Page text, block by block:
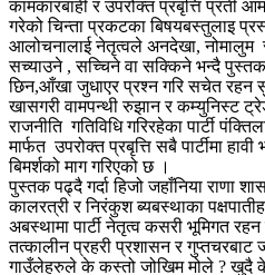
कामकारबाही र उपरोक्त प्रबृत्ति
गरेको चिन्ता प्रकटका बिषयबस्तुलाइ
आलोचनालाई नेतृत्वले अनदेखा, नोमालुम
सच्याउने , सच्चिने वा सक्किने भन्दै पुस्तक
छिन,आँखा जुधाएर प्रश्न गरि सचेत रहन
खासगरी वामपन्थी रुझान र कम्युनिस्ट
राजनीति गतिविधि गरिरहेका पार्टी
मार्फत उपरोक्त प्रबृत्ति सबै पार्टीमा
बिमर्शको माग गरिएको छ ।
पुस्तक पढ्दै गर्दा हिजो जहाँनिया राणा
कालरत्री र निरंकुश ब्यबस्थाका
अबस्थामा पार्टी नेतृत्व कसरी भूमिगत
तत्कालीन प्रहरी प्रशासन र गुप्तचरबाट
गाउँलेहरुले के कस्तो जोखिम मोले ?